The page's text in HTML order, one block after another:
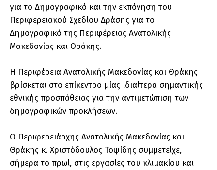
για το Δημογραφικό και την εκπόνηση του
Περιφερειακού Σχεδίου Δράσης για το
Δημογραφικό της Περιφέρειας Ανατολικής
Μακεδονίας και Θράκης.
Η Περιφέρεια Ανατολικής Μακεδονίας και Θράκης
βρίσκεται στο επίκεντρο μίας ιδιαίτερα σημαντικής
εθνικής προσπάθειας για την αντιμετώπιση των
δημογραφικών προκλήσεων.
Ο Περιφερειάρχης Ανατολικής Μακεδονίας και
Θράκης κ. Χριστόδουλος Τοψίδης συμμετείχε,
σήμερα το πρωί, στις εργασίες του κλιμακίου και